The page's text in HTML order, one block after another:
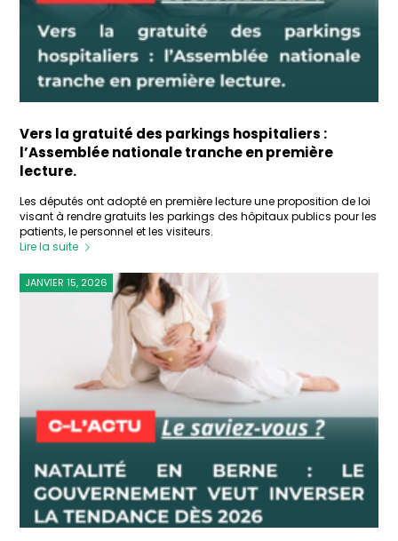
Vers la gratuité des parkings hospitaliers :
l’Assemblée nationale tranche en première
lecture.
Les députés ont adopté en première lecture une proposition de loi
visant à rendre gratuits les parkings des hôpitaux publics pour les
patients, le personnel et les visiteurs.
Lire la suite
JANVIER 15, 2026